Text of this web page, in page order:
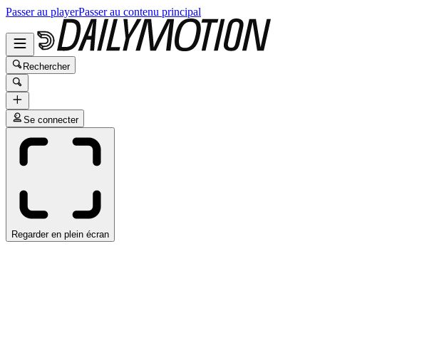
Passer au playerPasser au contenu principal
Rechercher
Se connecter
Regarder en plein écran